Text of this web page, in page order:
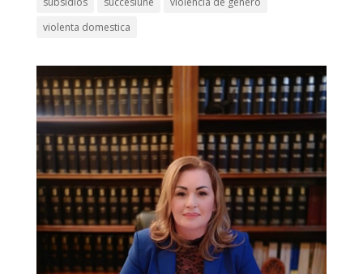
violenta domestica